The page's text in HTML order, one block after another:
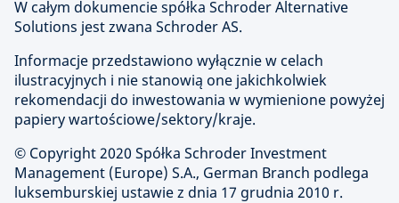
W całym dokumencie spółka Schroder Alternative
Solutions jest zwana Schroder AS.
Informacje przedstawiono wyłącznie w celach
ilustracyjnych i nie stanowią one jakichkolwiek
rekomendacji do inwestowania w wymienione powyżej
papiery wartościowe/sektory/kraje.
© Copyright2020 Spółka Schroder Investment
Management (Europe) S.A., German Branch podlega
luksemburskiej ustawie z dnia 17 grudnia 2010 r.